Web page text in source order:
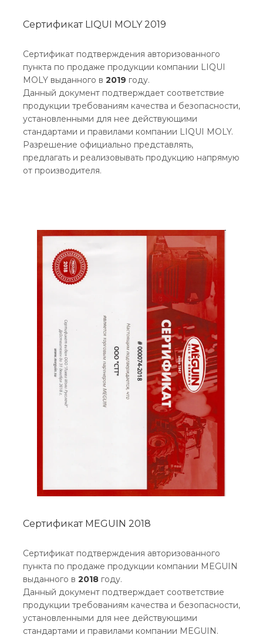
Сертификат LIQUI MOLY 2019
Сертификат подтверждения авторизованного
пункта по продаже продукции компании LIQUI
MOLY выданного в 2019 году.
Данный документ подтверждает соответствие
продукции требованиям качества и безопасности,
установленными для нее действующими
стандартами и правилами компании LIQUI MOLY.
Разрешение официально представлять,
предлагать и реализовывать продукцию напрямую
от производителя.
Сертификат MEGUIN 2018
Сертификат подтверждения авторизованного
пункта по продаже продукции компании MEGUIN
выданного в 2018 году.
Данный документ подтверждает соответствие
продукции требованиям качества и безопасности,
установленными для нее действующими
стандартами и правилами компании MEGUIN.